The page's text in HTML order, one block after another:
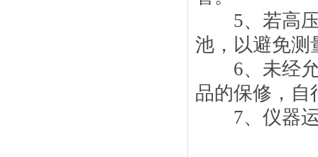
5、若高压
池，以避免测
6、未经允
品的保修，自
7、仪器运